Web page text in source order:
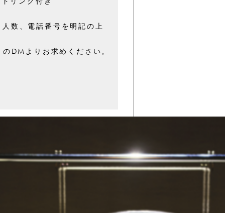
、電話番号を明記の上
よりお求めください。